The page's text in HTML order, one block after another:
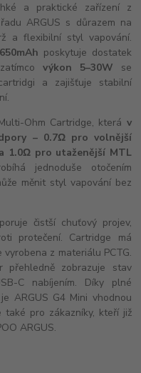
a praktické zařízení z
ARGUS s důrazem na
a flexibilní styl vapování.
poskytuje dostatek
výkon 5–30W se
a zajišťuje stabilní
Ohm Cartridge, která v
– 0.7Ω pro volnější
1.0Ω pro utaženější MTL
jednoduše otočením
měnit styl vapování bez
čistší chuťový projev,
protečení. Cartridge má
z materiálu PCTG.
přehledně zobrazuje stav
C nabíjením. Díky plné
ARGUS G4 Mini vhodnou
pro zákazníky, kteří již
ARGUS.